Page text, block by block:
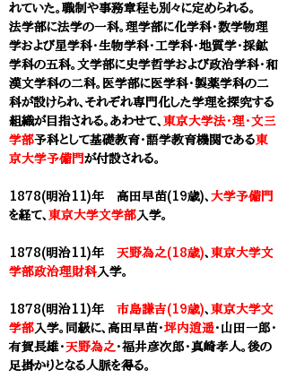
れていた。職制や事務章程も別々に定められる。
法学部に法学の一科。理学部に化学科・数学物理
学および星学科・生物学科・工学科・地質学・採鉱
学科の五科。文学部に史学哲学および政治学科・和
漢文学科の二科。医学部に医学科・製薬学科の二
科が設けられ、それぞれ専門化した学理を探究する
組織が目指される。あわせて、 東京大学法・理・文三
学部予科として基礎教育・語学教育機関である東
京大学予備門 が付設される。
1878(明治11)年 高田早苗(19歳)、​ 大学予備門
を経て、 東京大学文学部 入学。
1878(明治11)年 天野為之(18歳)、 東京大学文
学部政治理財科 入学。
1878(明治11)年 市島謙吉(19歳)、 東京大学文
学部 入学。同級に、 高田早苗・坪内逍遥・山田一郎・
有賀長雄・天野為之・福井彦次郎・真崎孝人。後の
足掛かりとなる人脈を得る。